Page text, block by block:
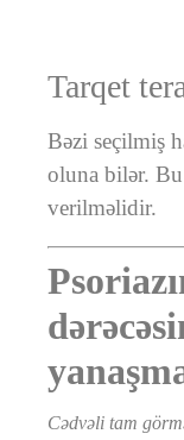
Tarqet
Bəzi seçilmiş
oluna bilər.
verilməlidir.
Cədvəli tam